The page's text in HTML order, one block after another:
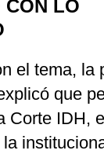
CON LO
el tema, la
que
Corte IDH,